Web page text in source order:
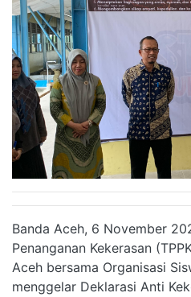
Banda Aceh, 6 November
Penanganan Kekerasan
Aceh bersama Organisasi
menggelar Deklarasi Anti